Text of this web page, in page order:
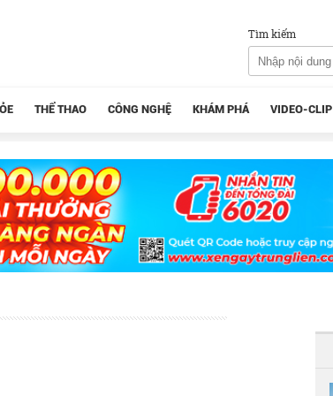
Tìm kiếm
THỂ THAO CÔNG NGHỆ KHÁM PHÁ VIDEO-CLIP